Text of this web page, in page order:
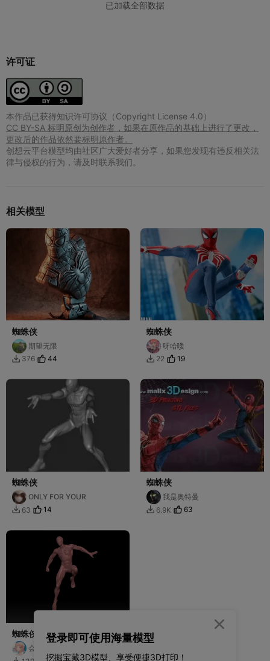
许可证
本作品已获得知识许可协议（Copyright License 4.0）
CC BY-SA 标明原创为创作者，如果在原作品的基础上进行了更改，
更改后的作品依然要标明原作者。
创想云平台模型均由社区广大爱好者分享，如果您发现有违反相关法
律与侵权的行为，请及时联系我们。
相关模型
蜘蛛侠
期望无限
 376 44
蜘蛛侠
呀哈喽
 22 19
蜘蛛侠
ONLY FOR YOUR
 63 14
蜘蛛侠
我是奥特曼
 6.9K 63
蜘蛛侠 登录即可使用海量模型
挖掘宝藏3D模型、享受便捷3D打印！
